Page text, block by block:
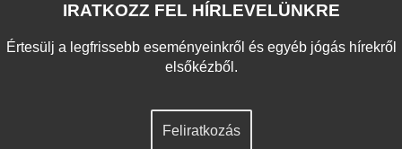
IRATKOZZ FEL HÍRLEVELÜNKRE
Értesülj a legfrissebb eseményeinkről és egyéb jógás hírekről
elsőkézből.
Feliratkozás